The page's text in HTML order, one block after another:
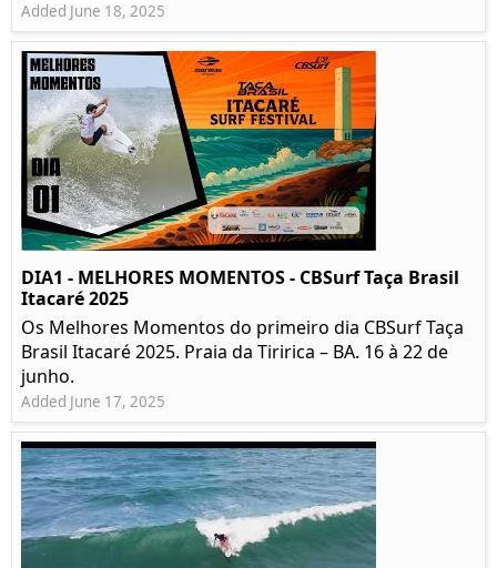
Added June 18, 2025
DIA1 - MELHORES MOMENTOS - CBSurf Taça Brasil
Itacaré 2025
Os Melhores Momentos do primeiro dia CBSurf Taça
Brasil Itacaré 2025. Praia da Tiririca – BA. 16 à 22 de
junho.
Added June 17, 2025